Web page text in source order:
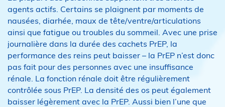
agents actifs. Certains se plaignent par moments de
nausées, diarhée, maux de tête/ventre/articulations
ainsi que fatigue ou troubles du sommeil. Avec une prise
journalière dans la durée des cachets PrEP, la
performance des reins peut baisser – la PrEP n’est donc
pas fait pour des personnes avec une insuffisance
rénale. La fonction rénale doit être régulièrement
contrôlée sous PrEP. La densité des os peut également
baisser légèrement avec la PrEP. Aussi bien l’une que